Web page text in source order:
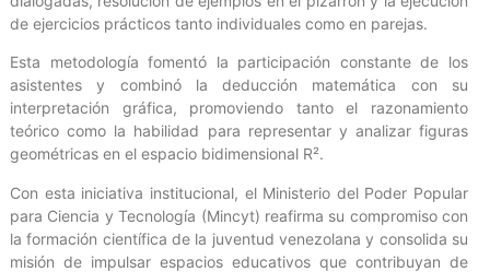
de ejercicios prácticos tanto individuales como en parejas.
Esta metodología fomentó la participación constante de los
asistentes y combinó la deducción matemática con su
interpretación gráfica, promoviendo tanto el razonamiento
teórico como la habilidad para representar y analizar figuras
geométricas en el espacio bidimensional R².
Con esta iniciativa institucional, el Ministerio del Poder Popular
para Ciencia y Tecnología (Mincyt) reafirma su compromiso con
la formación científica de la juventud venezolana y consolida su
misión de impulsar espacios educativos que contribuyan de